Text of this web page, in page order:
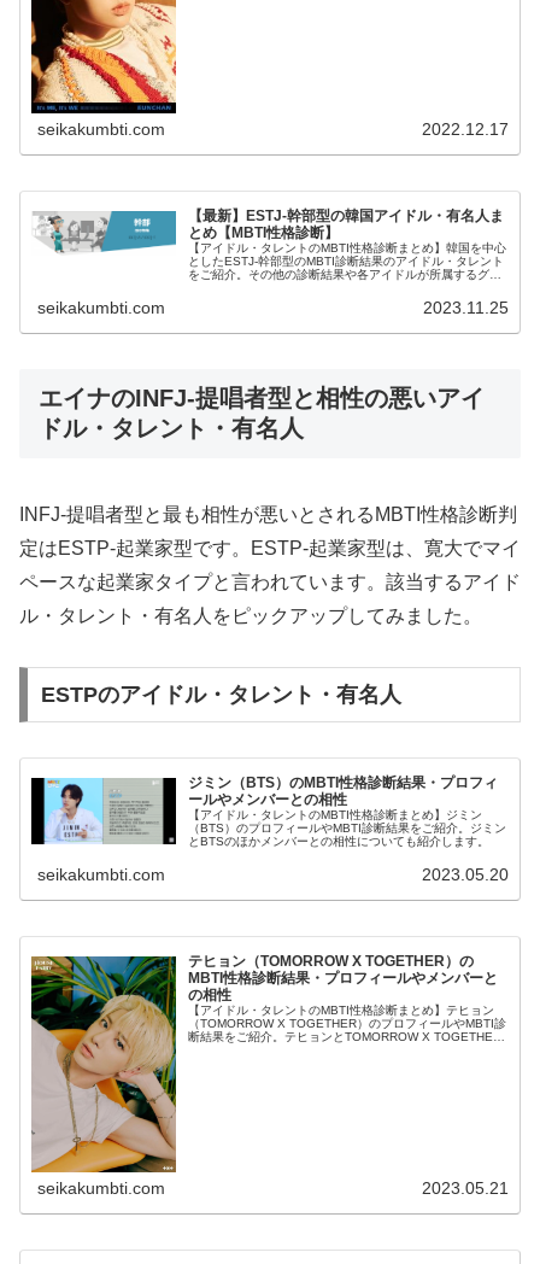
seikakumbti.com 2022.12.17
【最新】ESTJ-幹部型の韓国アイドル・有名人ま
とめ【MBTI性格診断】
【アイドル・タレントのMBTI性格診断まとめ】韓国を中心
としたESTJ-幹部型のMBTI診断結果のアイドル・タレント
をご紹介。その他の診断結果や各アイドルが所属するグル
seikakumbti.com 2023.11.25
エイナのINFJ-提唱者型と相性の悪いアイ
ドル・タレント・有名人
INFJ-提唱者型と最も相性が悪いとされるMBTI性格診断判
定はESTP-起業家型です。ESTP-起業家型は、寛大でマイ
ペースな起業家タイプと言われています。該当するアイド
ル・タレント・有名人をピックアップしてみました。
ESTPのアイドル・タレント・有名人
ジミン（BTS）のMBTI性格診断結果・プロフィ
ールやメンバーとの相性
【アイドル・タレントのMBTI性格診断まとめ】ジミン
（BTS）のプロフィールやMBTI診断結果をご紹介。ジミン
とBTSのほかメンバーとの相性についても紹介します。
seikakumbti.com 2023.05.20
テヒョン（TOMORROW X TOGETHER）の
MBTI性格診断結果・プロフィールやメンバーと
の相性
【アイドル・タレントのMBTI性格診断まとめ】テヒョン
（TOMORROW X TOGETHER）のプロフィールやMBTI診
断結果をご紹介。テヒョンとTOMORROW X TOGETHER
seikakumbti.com 2023.05.21